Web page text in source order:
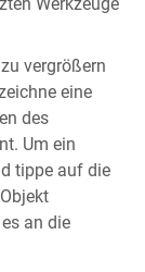
vergrößern
eine
des
Um ein
tippe auf die
an die